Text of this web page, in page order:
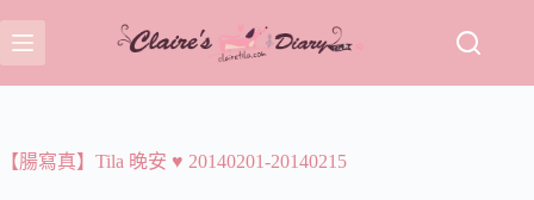
至
主
容【腸寫真】Tila 晚安 ♥ 20140201-20140215